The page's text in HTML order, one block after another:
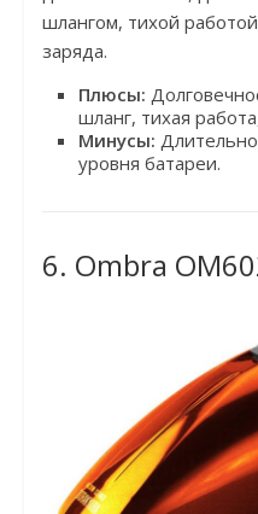
шлангом, тихой
заряда.
Плюсы:
шланг, тихая
Минусы:
уровня батареи.
6. Ombra